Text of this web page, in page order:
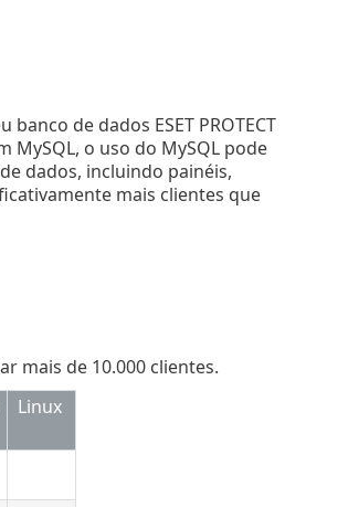
de dados ESET PROTECT
MySQL, o uso do MySQL pode
dados, incluindo painéis,
mais clientes que
mais de 10.000 clientes.
Linux